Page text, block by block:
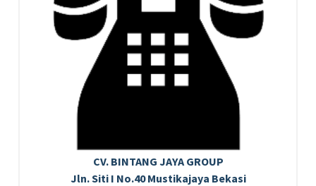
CV. BINTANG JAYA GROUP
Jln. Siti I No.40 Mustikajaya Bekasi